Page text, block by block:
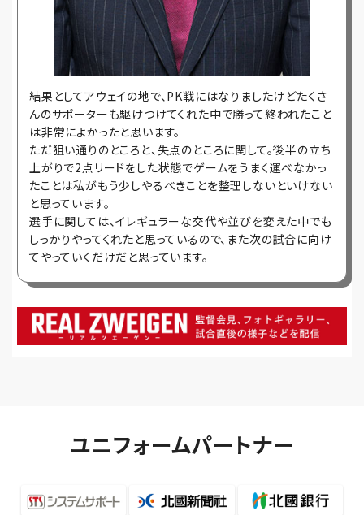
結果としてアウェイの地で、PK戦にはなりましたけどたくさ
んのサポーターも駆けつけてくれた中で勝って終われたこと
は非常によかったと思います。
ただ狙い通りのところと、失点のところに関して。後半の立ち
上がりで2点リードをした状態でゲームをうまく運べなかっ
たことは私がもう少しやるべきことを整理しないといけない
と思っています。
選手に関しては、イレギュラーな交代や並びを変えた中でも
しっかりやってくれたと思っているので、また次の試合に向け
てやっていくだけだと思っています。
ユニフォームパートナー